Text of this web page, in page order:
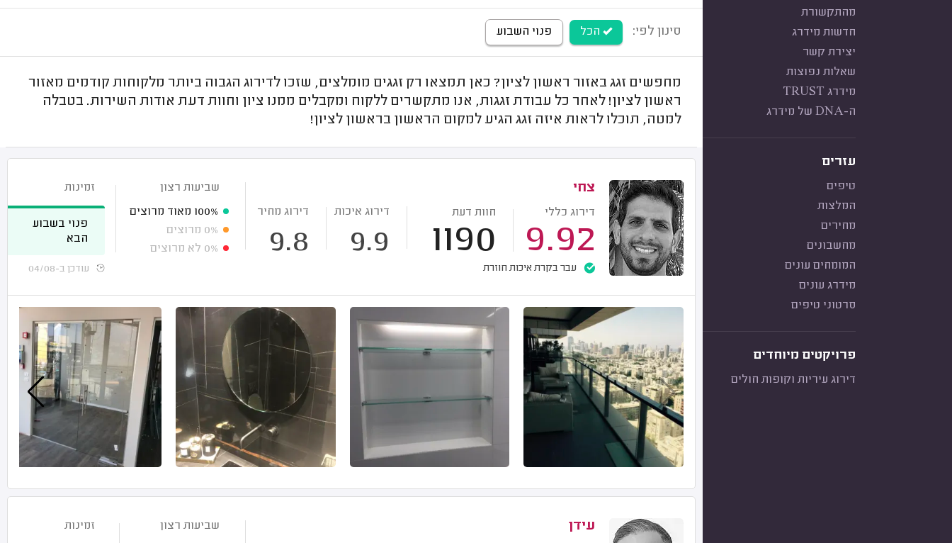
מהתקשורת
חדשות מידרג
יצירת קשר
שאלות נפוצות
מידרג TRUST
ה-DNA של מידרג
עזרים
טיפים
המלצות
מחירים
מחשבונים
המומחים עונים
מידרג עונים
סרטוני טיפים
פרויקטים מיוחדים
דירוג עיריות וקופות חולים
סינון לפי: הכל פנוי השבוע
מחפשים זגג באזור ראשון לציון? כאן תמצאו רק זגגים מומלצים, שזכו לדירוג הגבוה ביותר מלקוחות קודמים מאזור
ראשון לציון! לאחר כל עבודת זגגות, אנו מתקשרים ללקוח ומקבלים ממנו ציון וחוות דעת אודות השירות. בטבלה
למטה, תוכלו לראות איזה זגג הגיע למקום הראשון בראשון לציון!
צחי
דירוג כללי
9.92
חוות דעת
1190
דירוג איכות
9.9
דירוג מחיר
9.8
עבר בקרת איכות חוזרת
שביעות רצון
100% מאוד מרוצים
0% מרוצים
0% לא מרוצים
זמינות
פנוי בשבוע
הבא
עודכן ב-04/08
עידן
שביעות רצון
זמינות